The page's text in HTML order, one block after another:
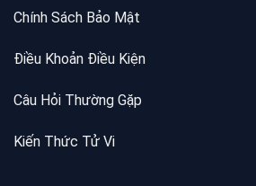
Chính Sách Bảo Mật
Điều Khoản Điều Kiện
Câu Hỏi Thường Gặp
Kiến Thức Tử Vi